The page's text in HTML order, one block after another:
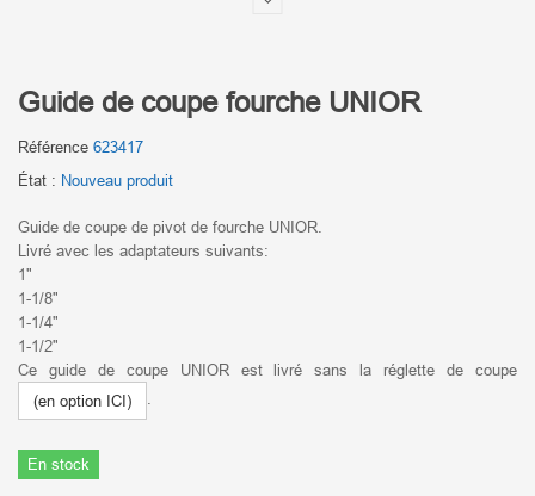
Guide de coupe fourche UNIOR
Référence 623417
État : Nouveau produit
Guide de coupe de pivot de fourche UNIOR.
Livré avec les adaptateurs suivants:
1"
1-1/8"
1-1/4"
1-1/2"
Ce guide de coupe UNIOR est livré sans la réglette de coupe
(en option ICI)
.
En stock